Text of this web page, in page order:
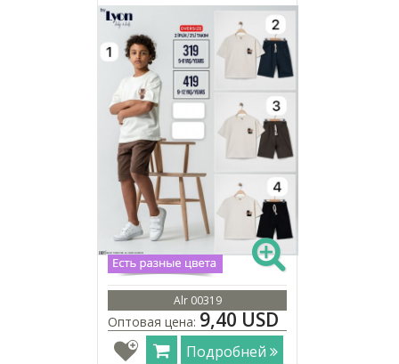
Alr 00319
Оптовая цена: 9,40 USD
Подробней